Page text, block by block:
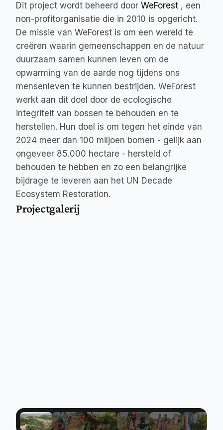
Dit project wordt beheerd door WeForest , een
non-profitorganisatie die in 2010 is opgericht.
De missie van WeForest is om een wereld te
creëren waarin gemeenschappen en de natuur
duurzaam samen kunnen leven om de
opwarming van de aarde nog tijdens ons
mensenleven te kunnen bestrijden. WeForest
werkt aan dit doel door de ecologische
integriteit van bossen te behouden en te
herstellen. Hun doel is om tegen het einde van
2024 meer dan 100 miljoen bomen - gelijk aan
ongeveer 85.000 hectare - hersteld of
behouden te hebben en zo een belangrijke
bijdrage te leveren aan het UN Decade
Ecosystem Restoration.
Projectgalerij